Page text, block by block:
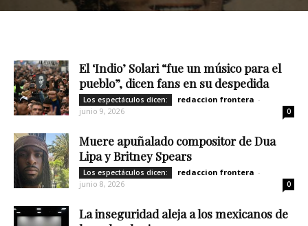
El ‘Indio’ Solari “fue un músico para el
pueblo”, dicen fans en su despedida
Los espectáculos dicen: redaccion frontera -
junio 9, 2026
0
Muere apuñalado compositor de Dua
Lipa y Britney Spears
Los espectáculos dicen: redaccion frontera -
junio 8, 2026
0
La inseguridad aleja a los mexicanos de